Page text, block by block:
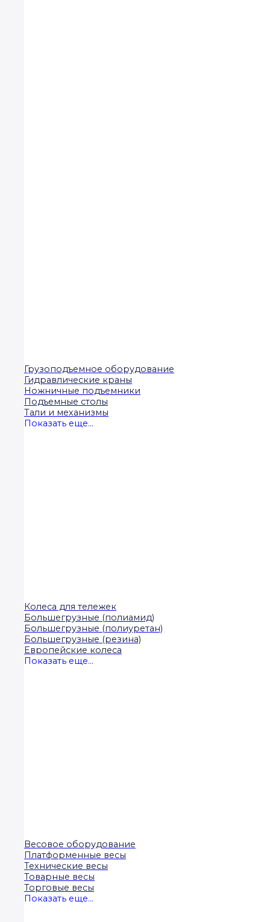
Грузоподъемное оборудование
Гидравлические краны
Ножничные подъемники
Подъемные столы
Тали и механизмы
Показать еще...
Колеса для тележек
Большегрузные (полиамид)
Большегрузные (полиуретан)
Большегрузные (резина)
Европейские колеса
Показать еще...
Весовое оборудование
Платформенные весы
Технические весы
Товарные весы
Торговые весы
Показать еще...